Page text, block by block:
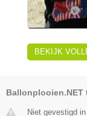
BEKIJK
Ballonplooien.NET
Niet gevestigd